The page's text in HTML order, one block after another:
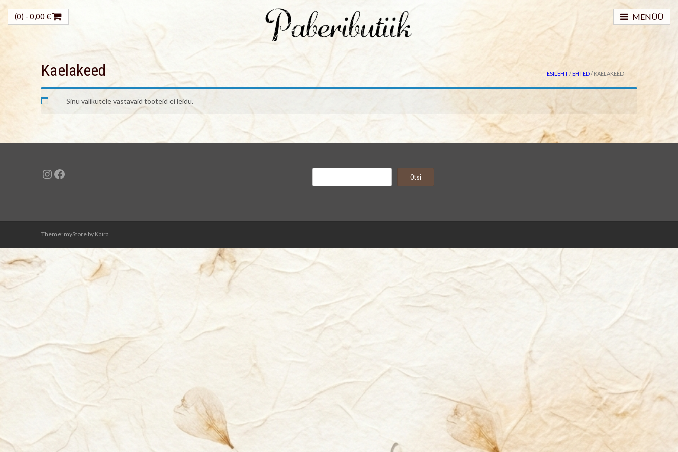
MENÜÜ
(0) - 0,00 €
ESILEHT/EHTED/ KAELAKEED
Kaelakeed
Sinu valikutele vastavaid tooteid ei leidu.
Instagram
Facebook Otsi
Theme: myStore by Kaira